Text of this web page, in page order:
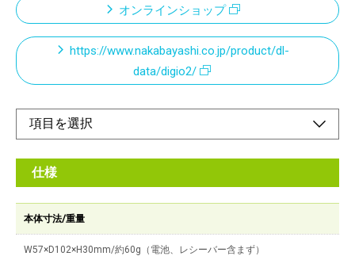
オンラインショップ
https://www.nakabayashi.co.jp/product/dl-
data/digio2/
仕様
本体寸法/重量
W57×D102×H30mm/約60g（電池、レシーバー含まず）